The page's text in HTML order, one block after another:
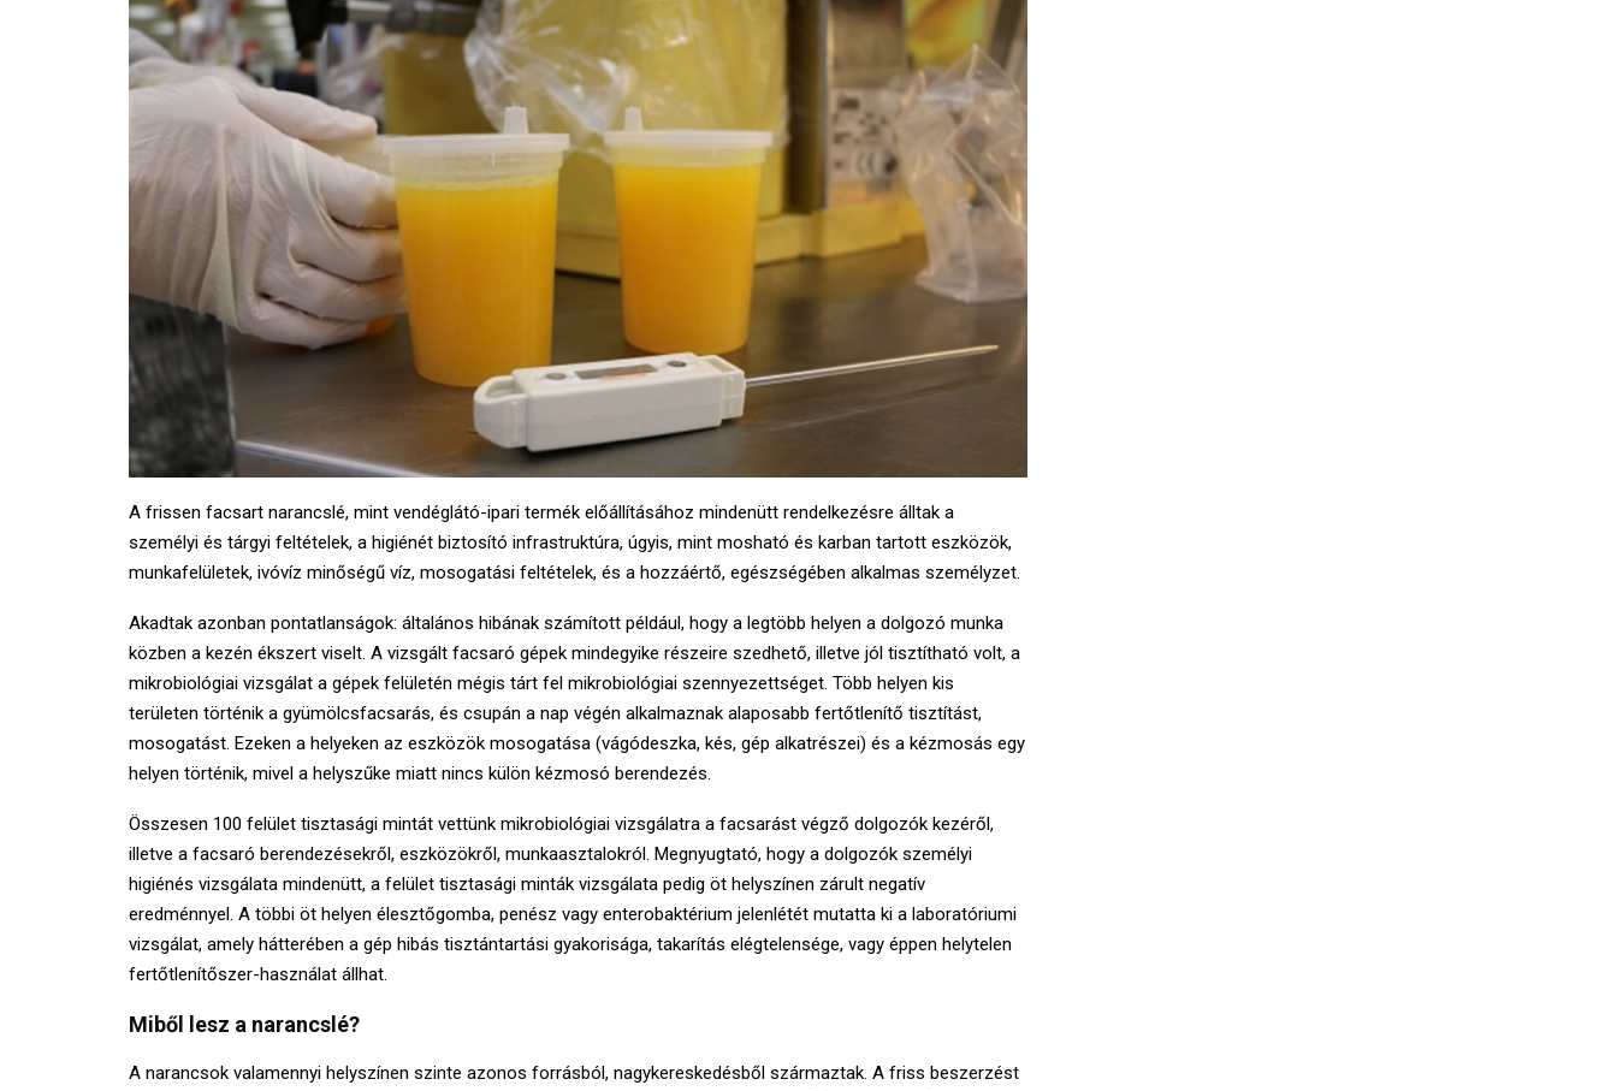
A frissen facsart narancslé, mint vendéglátó-ipari termék előállításához mindenütt rendelkezésre álltak a
személyi és tárgyi feltételek, a higiénét biztosító infrastruktúra, úgyis, mint mosható és karban tartott eszközök,
munkafelületek, ivóvíz minőségű víz, mosogatási feltételek, és a hozzáértő, egészségében alkalmas személyzet.
Akadtak azonban pontatlanságok: általános hibának számított például, hogy a legtöbb helyen a dolgozó munka
közben a kezén ékszert viselt. A vizsgált facsaró gépek mindegyike részeire szedhető, illetve jól tisztítható volt, a
mikrobiológiai vizsgálat a gépek felületén mégis tárt fel mikrobiológiai szennyezettséget. Több helyen kis
területen történik a gyümölcsfacsarás, és csupán a nap végén alkalmaznak alaposabb fertőtlenítő tisztítást,
mosogatást. Ezeken a helyeken az eszközök mosogatása (vágódeszka, kés, gép alkatrészei) és a kézmosás egy
helyen történik, mivel a helyszűke miatt nincs külön kézmosó berendezés.
Összesen 100 felület tisztasági mintát vettünk mikrobiológiai vizsgálatra a facsarást végző dolgozók kezéről,
illetve a facsaró berendezésekről, eszközökről, munkaasztalokról. Megnyugtató, hogy a dolgozók személyi
higiénés vizsgálata mindenütt, a felület tisztasági minták vizsgálata pedig öt helyszínen zárult negatív
eredménnyel. A többi öt helyen élesztőgomba, penész vagy enterobaktérium jelenlétét mutatta ki a laboratóriumi
vizsgálat, amely hátterében a gép hibás tisztántartási gyakorisága, takarítás elégtelensége, vagy éppen helytelen
fertőtlenítőszer-használat állhat.
Miből lesz a narancslé?
A narancsok valamennyi helyszínen szinte azonos forrásból, nagykereskedésből származtak. A friss beszerzést